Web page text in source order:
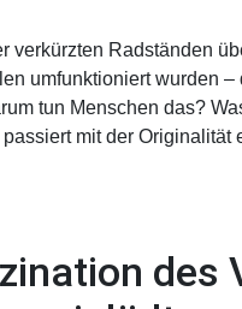
verkürzten Radständen
umfunktioniert wurden
tun Menschen das?
mit der
des